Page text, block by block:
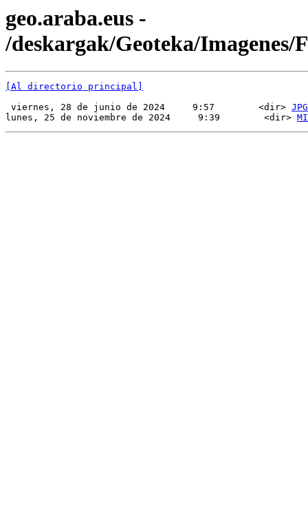
geo.araba.eus -
/deskargak/Geoteka/Imagenes/
[Al directorio principal]
viernes, 28 de junio de 2024     9:57        <dir> JPG
lunes, 25 de noviembre de 2024     9:39        <dir>